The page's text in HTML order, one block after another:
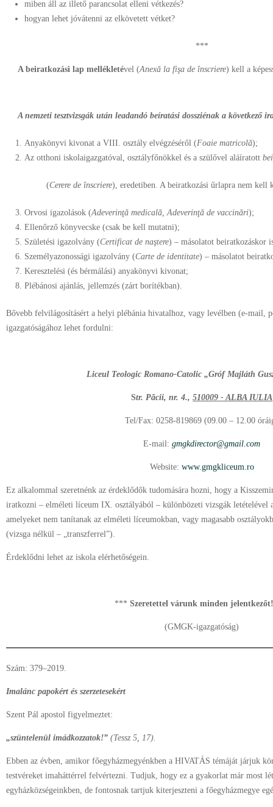
miben áll az illető parancsolat elleni vétkezés?
hogyan lehet jóvátenni az elkövetett vétket?
***
A beiratkozási lap mellékletével (Anexă la fişa de înscriere) kell a
A nemzeti tesztvizsgák után leadandó beíratási dossziénak a következő
Anyakönyvi kivonat a VIII. osztály elvégzéséről (Foaie matricolă);
Az otthoni iskolaigazgatóval, osztályfőnökkel és a szülővel aláíratott
(Cerere de înscriere), eredetiben. A beiratkozási űrlapra nem kell
Orvosi igazolások (Adeverinţă medicală, Adeverinţă de vaccinări);
Ellenőrző könyvecske (csak be kell mutatni);
Születési igazolvány (Certificat de naştere) – másolatot beiratkozáskor
Személyazonossági igazolvány (Carte de identitate) – másolatot
Keresztelési (és bérmálási) anyakönyvi kivonat;
Plébánosi ajánlás, jellemzés (zárt borítékban).
Bővebb felvilágosításért a helyi plébánia hivatalhoz, vagy levélben (e-mail,
igazgatóságához lehet fordulni:
Liceul Teologic Romano-Catolic „Gróf Majláth
Str. Păcii, nr. 4.,510009 - ALBA IULIA
Tel/Fax: 0258-819869 (09.00 – 12.00
E-mail:gmgkdirector@gmail.com
Website: www.gmgkliceum.ro
Ez alkalommal szeretnénk az érdeklődők tudomására hozni, hogy a
iratkozni – elméleti líceum IX. osztályából – különbözeti vizsgák letételével
amelyeket nem tanítanak az elméleti líceumokban, vagy magasabb
(vizsga nélkül – „transzferrel”).
Érdeklődni lehet az iskola elérhetőségein.
***Szeretettel várunk minden
(GMGK-igazgatóság)
Szám: 379–2019.
Imalánc papokért és szerzetesekért
Szent Pál apostol figyelmeztet:
„szüntelenül imádkozzatok!” (Tessz 5, 17).
Ebben az évben, amikor főegyházmegyénkben a HIVATÁS témáját járjuk
testvéreket imaháttérrel felvértezni. Tudjuk, hogy ez a gyakorlat már most
egyházközségeinkben, de fontosnak tartjuk kiterjeszteni a főegyházmegye